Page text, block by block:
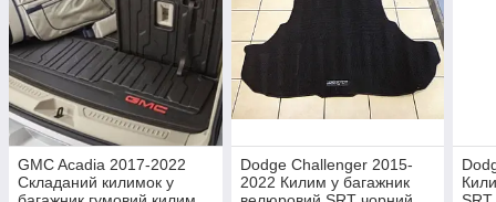
GMC Acadia 2017-2022
Складаний килимок у
Dodge Challenger 2015-
2022 Килим у багажник